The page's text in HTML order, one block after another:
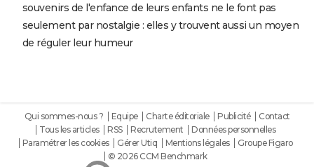
souvenirs de l'enfance de leurs enfants ne le font pas
seulement par nostalgie : elles y trouvent aussi un moyen
de réguler leur humeur
Qui sommes-nous ? Equipe Charte éditoriale Publicité
Contact
Tous les articles
RSS Recrutement
Données personnelles
Paramétrer les cookies
Gérer Utiq Mentions légales
Groupe Figaro
© 2026 CCM Benchmark